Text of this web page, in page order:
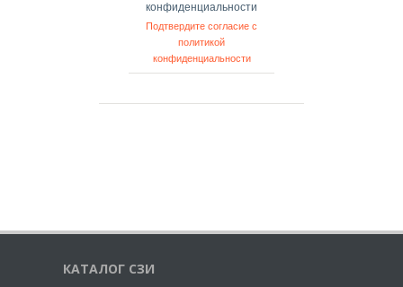
конфиденциальности
Подтвердите согласие с
политикой
конфиденциальности
КАТАЛОГ СЗИ